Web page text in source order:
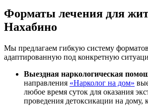
Форматы лечения для
Нахабино
Мы предлагаем гибкую систему
адаптированную под конкретную
Выездная наркологическая
направления «Нарколог на дом»
любое время суток для оказания
проведения детоксикации на дому,